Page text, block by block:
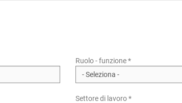
Ruolo - funzione *
Settore di lavoro *